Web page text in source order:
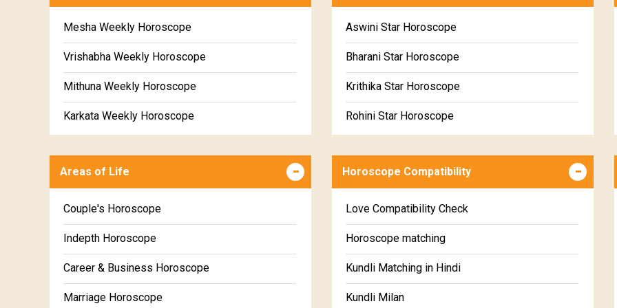
Free Daily Rashiphal
Free Weekly Rashifal
Free Star Horoscope
Free panchanga Predictions
Free Chinese Horoscope
Mesha Weekly Horoscope
Vrishabha Weekly Horoscope
Mithuna Weekly Horoscope
Karkata Weekly Horoscope
Kanya Weekly Horoscope
Tula Weekly Horoscope
Vrischika Weekly Horoscope
Dhanu Weekly Horoscope
Makara Weekly Horoscope
Aswini Star Horoscope
Bharani Star Horoscope
Krithika Star Horoscope
Rohini Star Horoscope
Ardra Star Horoscope
Punarvasu Star Horoscope
Pushyami Star Horoscope
Ashlesha Star Horoscope
Makha Star Horoscope
Areas of Life
Couple's Horoscope
Indepth Horoscope
Career & Business Horoscope
Marriage Horoscope
Horoscope Compatibility
Love Compatibility Check
Horoscope matching
Kundli Matching in Hindi
Kundli Milan